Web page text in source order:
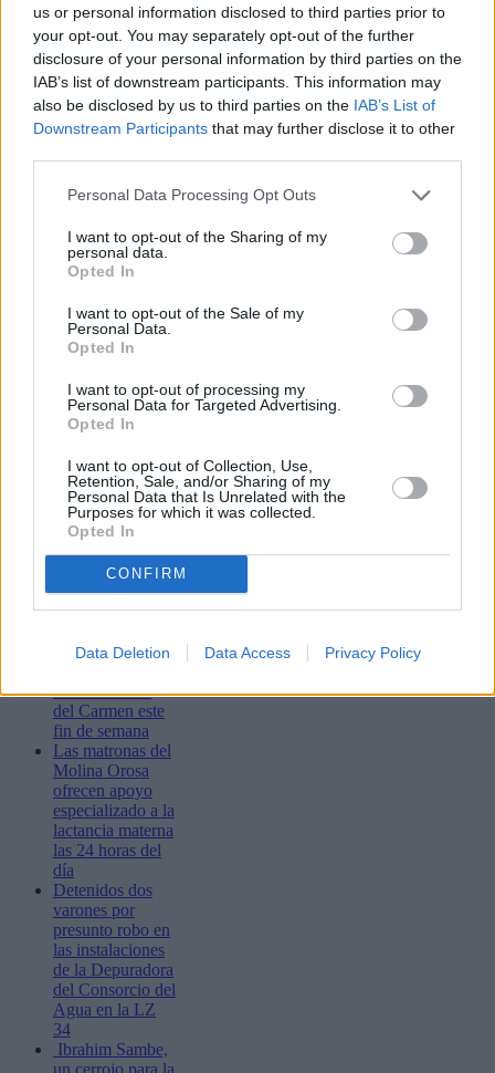
us or personal information disclosed to third parties prior to
your opt-out. You may separately opt-out of the further
disclosure of your personal information by third parties on the
IAB’s list of downstream participants. This information may
also be disclosed by us to third parties on the IAB’s List of
Downstream Participants that may further disclose it to other
Personal Data Processing Opt Outs
I want to opt-out of the Sharing of my
personal data.
Opted In
I want to opt-out of the Sale of my
Personal Data.
Opted In
I want to opt-out of processing my
Personal Data for Targeted Advertising.
Opted In
I want to opt-out of Collection, Use,
Retention, Sale, and/or Sharing of my
Personal Data that Is Unrelated with the
Purposes for which it was collected.
Opted In
CONFIRM
Data Deletion Data Access Privacy Policy
Refescar
JComments
Lo más leído
Bustamante,
Muchachito
Bombo Infierno
Tiñosa & Más
música Puerto
del Carmen este
fin de semana
Las matronas del
Molina Orosa
ofrecen apoyo
especializado a la
lactancia materna
las 24 horas del
día
Detenidos dos
varones por
presunto robo en
las instalaciones
de la Depuradora
del Consorcio del
Agua en la LZ
34
Ibrahim Sambe,
un cerrojo para la